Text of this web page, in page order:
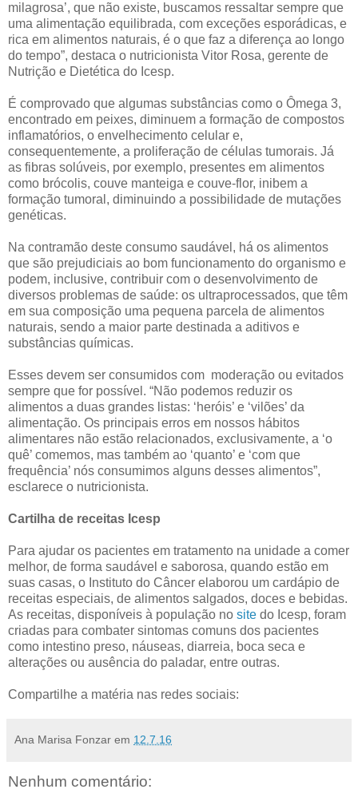
milagrosa’, que não existe, buscamos ressaltar sempre que
uma alimentação equilibrada, com exceções esporádicas, e
rica em alimentos naturais, é o que faz a diferença ao longo
do tempo”, destaca o nutricionista Vitor Rosa, gerente de
Nutrição e Dietética do Icesp.
É comprovado que algumas substâncias como o Ômega 3,
encontrado em peixes, diminuem a formação de compostos
inflamatórios, o envelhecimento celular e,
consequentemente, a proliferação de células tumorais. Já
as fibras solúveis, por exemplo, presentes em alimentos
como brócolis, couve manteiga e couve-flor, inibem a
formação tumoral, diminuindo a possibilidade de mutações
genéticas.
Na contramão deste consumo saudável, há os alimentos
que são prejudiciais ao bom funcionamento do organismo e
podem, inclusive, contribuir com o desenvolvimento de
diversos problemas de saúde: os ultraprocessados, que têm
em sua composição uma pequena parcela de alimentos
naturais, sendo a maior parte destinada a aditivos e
substâncias químicas.
Esses devem ser consumidos com moderação ou evitados
sempre que for possível. “Não podemos reduzir os
alimentos a duas grandes listas: ‘heróis’ e ‘vilões’ da
alimentação. Os principais erros em nossos hábitos
alimentares não estão relacionados, exclusivamente, a ‘o
quê’ comemos, mas também ao ‘quanto’ e ‘com que
frequência’ nós consumimos alguns desses alimentos”,
esclarece o nutricionista.
Cartilha de receitas Icesp
Para ajudar os pacientes em tratamento na unidade a comer
melhor, de forma saudável e saborosa, quando estão em
suas casas, o Instituto do Câncer elaborou um cardápio de
receitas especiais, de alimentos salgados, doces e bebidas.
As receitas, disponíveis à população no site do Icesp, foram
criadas para combater sintomas comuns dos pacientes
como intestino preso, náuseas, diarreia, boca seca e
alterações ou ausência do paladar, entre outras.
Compartilhe a matéria nas redes sociais:
Ana Marisa Fonzar em 12.7.16
Nenhum comentário: